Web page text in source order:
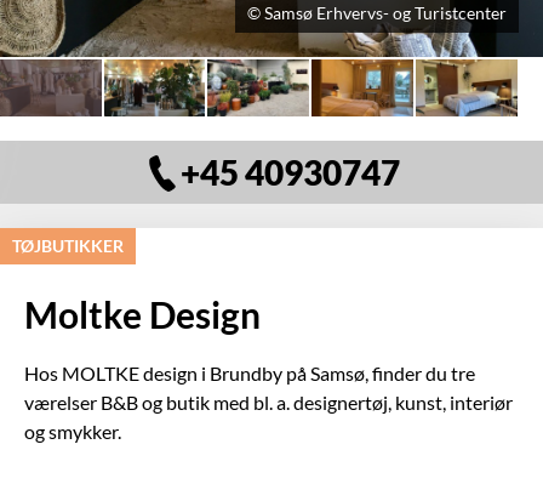
© Samsø Erhvervs- og Turistcenter
+45 40930747
TØJBUTIKKER
Moltke Design
Hos MOLTKE design i Brundby på Samsø, finder du tre
værelser B&B og butik med bl. a. designertøj, kunst, interiør
og smykker.